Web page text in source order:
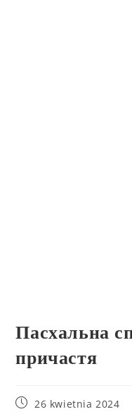
Пасхальна
причастя
26 kwietnia 2024